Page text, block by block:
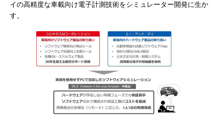
イの高精度な車載向け電子計測技術をシミュレーター開発に生か
す。